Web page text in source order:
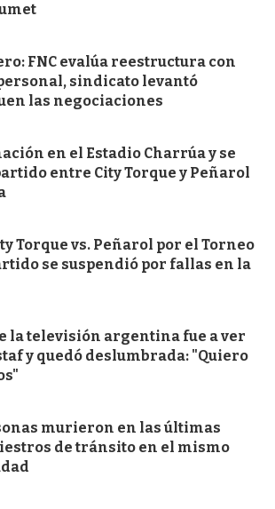
FNC evalúa reestructura con
sindicato levantó
las negociaciones
en el Estadio Charrúa y se
entre City Torque y Peñarol
Torque vs. Peñarol por el Torneo
se suspendió por fallas en la
la televisión argentina fue a ver
y quedó deslumbrada: "Quiero
murieron en las últimas
de tránsito en el mismo